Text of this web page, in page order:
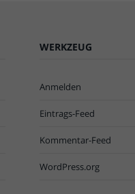
WERKZEUG
Anmelden
Eintrags-Feed
Kommentar-Feed
WordPress.org